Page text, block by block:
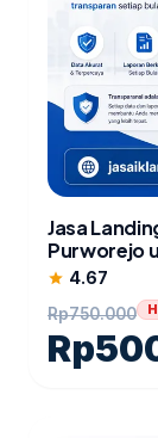
Jasa
Purworejo
star 4.67
Rp750.000
Rp